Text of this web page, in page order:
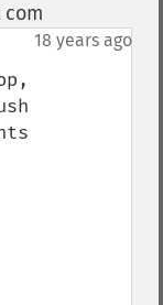
18 years ago